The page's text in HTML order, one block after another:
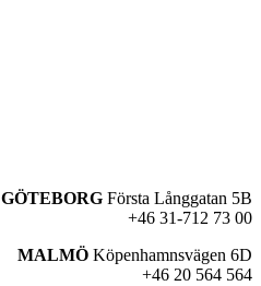
GÖTEBORG Första Långgatan 5B
+46 31-712 73 00
MALMÖ Köpenhamnsvägen 6D
+46 20 564 564